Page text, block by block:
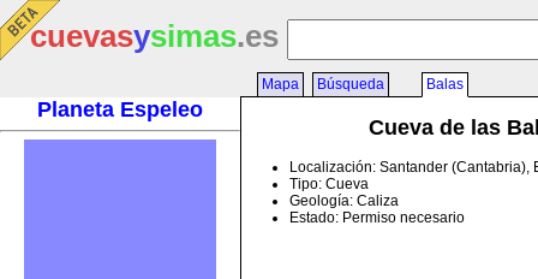
cuevasysimas.es
Planeta Espeleo
Mapa Búsqueda Balas
Cueva de las
Localización: Santander (Cantabria),
Tipo: Cueva
Geología: Caliza
Estado: Permiso necesario